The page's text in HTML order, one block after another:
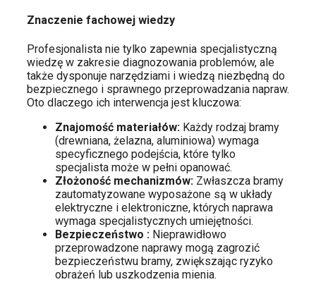
Znaczenie fachowej wiedzy
Profesjonalista nie tylko zapewnia specjalistyczną
wiedzę w zakresie diagnozowania problemów, ale
także dysponuje narzędziami i wiedzą niezbędną do
bezpiecznego i sprawnego przeprowadzania napraw.
Oto dlaczego ich interwencja jest kluczowa:
Znajomość materiałów: Każdy rodzaj bramy
(drewniana, żelazna, aluminiowa) wymaga
specyficznego podejścia, które tylko
specjalista może w pełni opanować.
Złożoność mechanizmów: Zwłaszcza bramy
zautomatyzowane wyposażone są w układy
elektryczne i elektroniczne, których naprawa
wymaga specjalistycznych umiejętności.
Bezpieczeństwo : Nieprawidłowo
przeprowadzone naprawy mogą zagrozić
bezpieczeństwu bramy, zwiększając ryzyko
obrażeń lub uszkodzenia mienia.